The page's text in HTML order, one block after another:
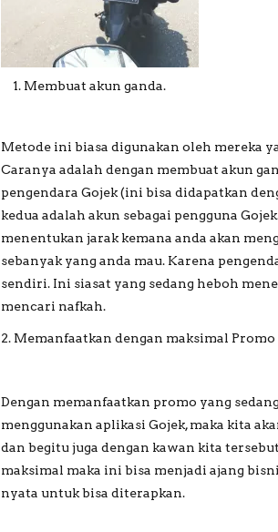
Membuat akun ganda.
Metode ini biasa digunakan oleh mereka
Caranya adalah dengan membuat akun
pengendara Gojek (ini bisa didapatkan
kedua adalah akun sebagai pengguna
menentukan jarak kemana anda akan
sebanyak yang anda mau. Karena
sendiri. Ini siasat yang sedang heboh
mencari nafkah.
2. Memanfaatkan dengan maksimal Promo
Dengan memanfaatkan promo yang
menggunakan aplikasi Gojek, maka kita
dan begitu juga dengan kawan kita
maksimal maka ini bisa menjadi ajang
nyata untuk bisa diterapkan.